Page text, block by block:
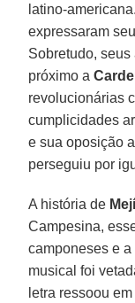
latino-
expressaram
Sobretudo,
próximo a
revolucionárias
cumplicidades
e sua oposição
perseguiu por
A história de
Campesina,
camponeses e
musical foi
letra ressoou